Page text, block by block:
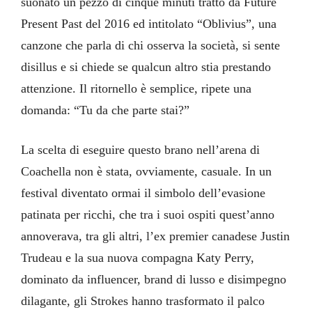
Present Past del 2016 ed intitolato “Oblivius”, una
canzone che parla di chi osserva la società, si sente
disillus e si chiede se qualcun altro stia prestando
attenzione. Il ritornello è semplice, ripete una
domanda: “Tu da che parte stai?”
La scelta di eseguire questo brano nell’arena di
Coachella non è stata, ovviamente, casuale. In un
festival diventato ormai il simbolo dell’evasione
patinata per ricchi, che tra i suoi ospiti quest’anno
annoverava, tra gli altri, l’ex premier canadese Justin
Trudeau e la sua nuova compagna Katy Perry,
dominato da influencer, brand di lusso e disimpegno
dilagante, gli Strokes hanno trasformato il palco